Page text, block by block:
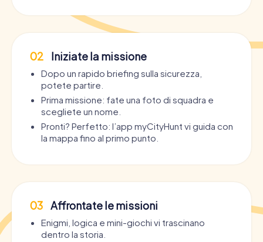
02 Iniziate la missione
Dopo un rapido briefing sulla sicurezza,
potete partire.
Prima missione: fate una foto di squadra e
scegliete un nome.
Pronti? Perfetto: l’app myCityHunt vi guida con
la mappa fino al primo punto.
03 Affrontate le missioni
Enigmi, logica e mini-giochi vi trascinano
dentro la storia.